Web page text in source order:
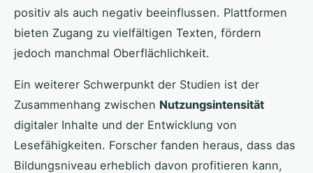
positiv als auch negativ beeinflussen. Plattformen
bieten Zugang zu vielfältigen Texten, fördern
jedoch manchmal Oberflächlichkeit.
Ein weiterer Schwerpunkt der Studien ist der
Zusammenhang zwischen Nutzungsintensität
digitaler Inhalte und der Entwicklung von
Lesefähigkeiten. Forscher fanden heraus, dass das
Bildungsniveau erheblich davon profitieren kann,